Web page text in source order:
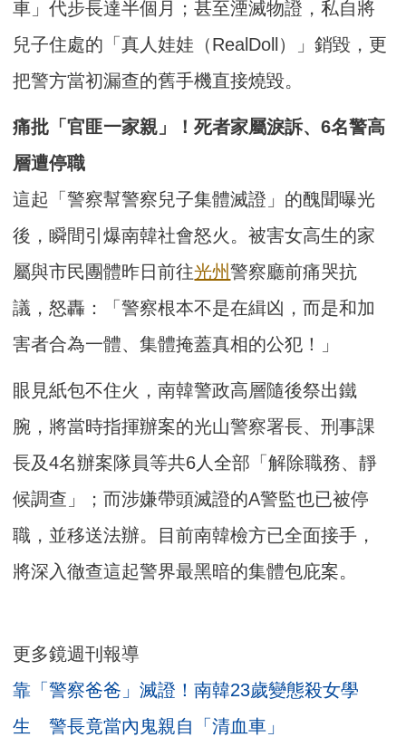
車」代步長達半個月；甚至湮滅物證，私自將
兒子住處的「真人娃娃（RealDoll）」銷毀，更
把警方當初漏查的舊手機直接燒毀。
痛批「官匪一家親」！死者家屬淚訴、6名警高
層遭停職
這起「警察幫警察兒子集體滅證」的醜聞曝光
後，瞬間引爆南韓社會怒火。被害女高生的家
屬與市民團體昨日前往光州警察廳前痛哭抗
議，怒轟：「警察根本不是在緝凶，而是和加
害者合為一體、集體掩蓋真相的公犯！」
眼見紙包不住火，南韓警政高層隨後祭出鐵
腕，將當時指揮辦案的光山警察署長、刑事課
長及4名辦案隊員等共6人全部「解除職務、靜
候調查」；而涉嫌帶頭滅證的A警監也已被停
職，並移送法辦。目前南韓檢方已全面接手，
將深入徹查這起警界最黑暗的集體包庇案。
更多鏡週刊報導
靠「警察爸爸」滅證！南韓23歲變態殺女學
生 警長竟當內鬼親自「清血車」